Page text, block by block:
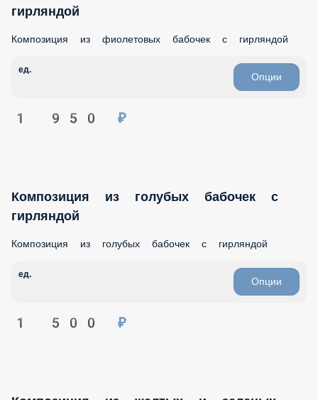
гирляндой
Композиция из фиолетовых бабочек с гирляндой
ед.
Опции
1 950 ₽
Композиция из голубых бабочек с
гирляндой
Композиция из голубых бабочек с гирляндой
ед.
Опции
1 500 ₽